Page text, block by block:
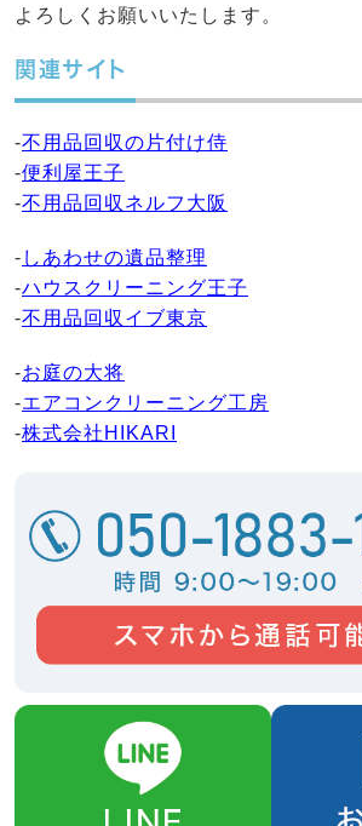
よろしくお願いいたします。
関連サイト
-不用品回収の片付け侍
-便利屋王子
-不用品回収ネルフ大阪
- しあわせの遺品整理
-ハウスクリーニング王子
-不用品回収イブ東京
-お庭の大将
-エアコンクリーニング工房
-株式会社HIKARI